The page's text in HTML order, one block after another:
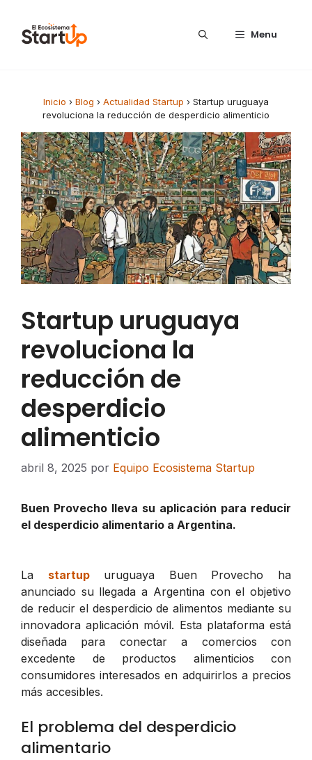
Menu
Inicio › Blog › Actualidad Startup › Startup uruguaya
revoluciona la reducción de desperdicio alimenticio
Startup uruguaya
revoluciona la
reducción de
desperdicio
alimenticio
abril 8, 2025 por Equipo Ecosistema Startup
Buen Provecho lleva su aplicación para reducir
el desperdicio alimentario a Argentina.
La startupuruguaya Buen Provecho ha
anunciado su llegada a Argentina con el objetivo
de reducir el desperdicio de alimentos mediante su
innovadora aplicación móvil. Esta plataforma está
diseñada para conectar a comercios con
excedente de productos alimenticios con
consumidores interesados en adquirirlos a precios
más accesibles.
El problema del desperdicio
alimentario